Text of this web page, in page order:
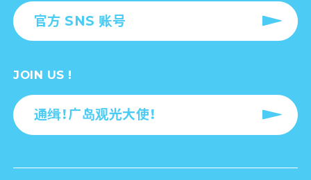
官方 SNS 账号
JOIN US !
通缉！广岛观光大使！